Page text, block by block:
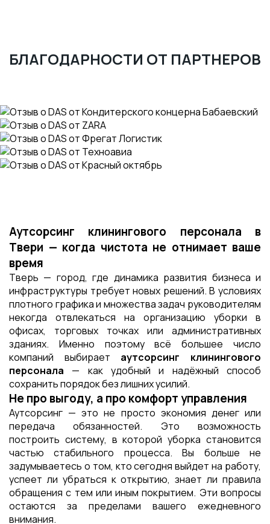
БЛАГОДАРНОСТИ ОТ ПАРТНЕРОВ
Аутсорсинг клинингового персонала в
Твери — когда чистота не отнимает ваше
время
Тверь — город, где динамика развития бизнеса и
инфраструктуры требует новых решений. В условиях
плотного графика и множества задач руководителям
некогда отвлекаться на организацию уборки в
офисах, торговых точках или административных
зданиях. Именно поэтому всё большее число
компаний выбирает аутсорсинг клинингового
персонала — как удобный и надёжный способ
сохранить порядок без лишних усилий.
Не про выгоду, а про комфорт управления
Аутсорсинг — это не просто экономия денег или
передача обязанностей. Это возможность
построить систему, в которой уборка становится
частью стабильного процесса. Вы больше не
задумываетесь о том, кто сегодня выйдет на работу,
успеет ли убраться к открытию, знает ли правила
обращения с тем или иным покрытием. Эти вопросы
остаются за пределами вашего ежедневного
внимания.